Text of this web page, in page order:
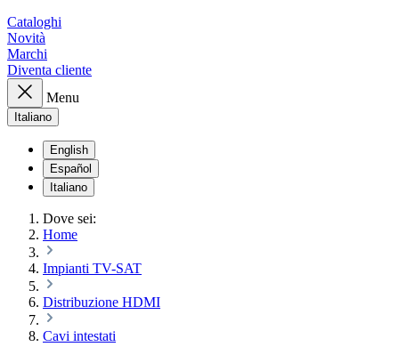
Cataloghi
Novità
Marchi
Diventa cliente
Menu
Italiano
English
Español
Italiano
Dove sei:
Home
Impianti TV-SAT
Distribuzione HDMI
Cavi intestati